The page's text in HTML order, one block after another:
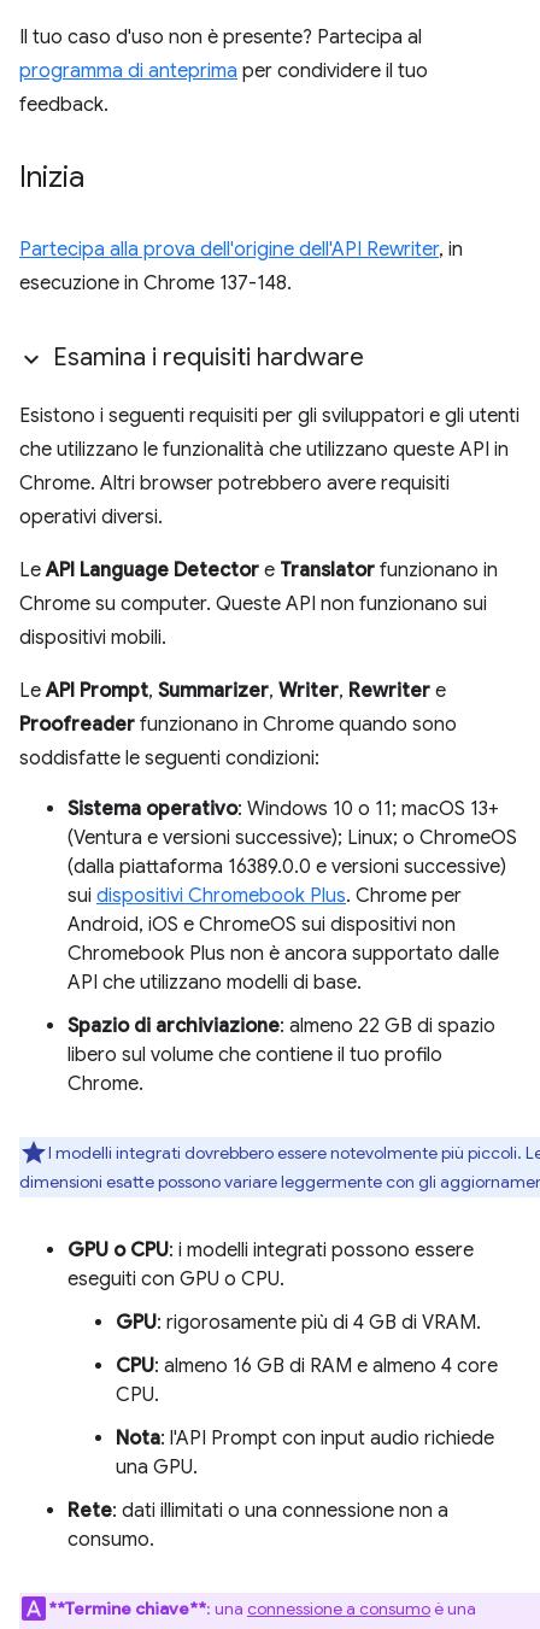
Il tuo caso d'uso non è presente? Partecipa al
programma di anteprima per condividere il tuo
feedback.
Inizia
Partecipa alla prova dell'origine dell'API Rewriter, in
esecuzione in Chrome 137-148.
Esamina i requisiti hardware
Esistono i seguenti requisiti per gli sviluppatori e gli utenti
che utilizzano le funzionalità che utilizzano queste API in
Chrome. Altri browser potrebbero avere requisiti
operativi diversi.
LeAPI Language Detector e Translator funzionano in
Chrome su computer. Queste API non funzionano sui
dispositivi mobili.
LeAPI Prompt, Summarizer, Writer, Rewriter e
Proofreader funzionano in Chrome quando sono
soddisfatte le seguenti condizioni:
Sistema operativo: Windows 10 o 11; macOS 13+
(Ventura e versioni successive); Linux; o ChromeOS
(dalla piattaforma 16389.0.0 e versioni successive)
sui dispositivi Chromebook Plus. Chrome per
Android, iOS e ChromeOS sui dispositivi non
Chromebook Plus non è ancora supportato dalle
API che utilizzano modelli di base.
Spazio di archiviazione: almeno 22 GB di spazio
libero sul volume che contiene il tuo profilo
Chrome.
I modelli integrati dovrebbero essere notevolmente più piccoli.
dimensioni esatte possono variare leggermente con gli
GPU o CPU: i modelli integrati possono essere
eseguiti con GPU o CPU.
GPU: rigorosamente più di 4 GB di VRAM.
CPU: almeno 16 GB di RAM e almeno 4 core
CPU.
Nota: l'API Prompt con input audio richiede
una GPU.
Rete: dati illimitati o una connessione non a
consumo.
**Termine chiave**: una connessione a consumoè una